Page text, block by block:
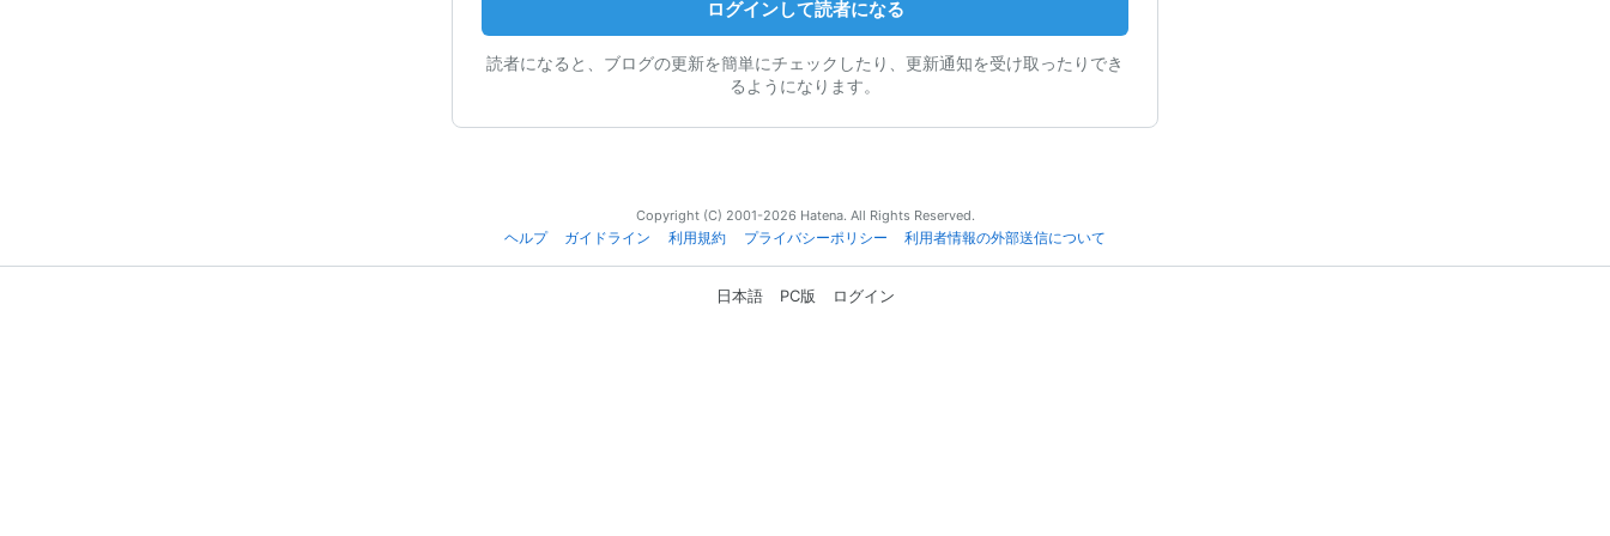
ログインして読者になる
読者になると、ブログの更新を簡単にチェックしたり、更新通知を受け取ったりでき
るようになります。
Copyright (C) 2001-2026 Hatena. All Rights Reserved.
ヘルプ
ガイドライン 利用規約 プライバシーポリシー 利用者情報の外部送信について
日本語 PC版 ログイン